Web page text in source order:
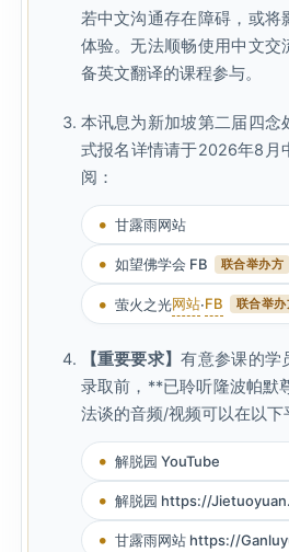
若中文沟通存在障碍，或将
体验。无法顺畅使用中文交
备英文翻译的课程参与。
本讯息为新加坡第二届四念
式报名详情请于2026年8月
阅：
甘露雨网站
如望佛学会 FB 联合举办方
萤火之光网站·FB 联合举办
【重要要求】有意参课的学
录取前，**已聆听隆波帕默
法谈的音频/视频可以在以下
解脱园 YouTube
解脱园 https://
甘露雨网站 https://